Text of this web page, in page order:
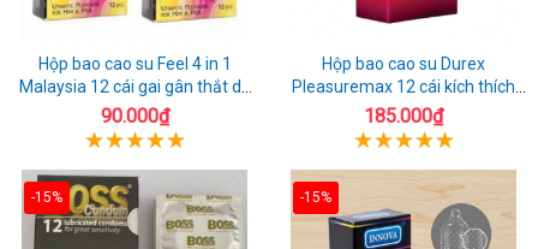
Hộp bao cao su Feel 4 in 1
Malaysia 12 cái gai gân thắt dễ
sử dụng
90.000₫
Hộp bao cao su Durex
Pleasuremax 12 cái kích thích
tăng khoái cảm
185.000₫
-15% -15%